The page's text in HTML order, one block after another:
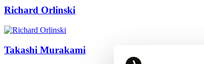
Richard Orlinski
Takashi Murakami